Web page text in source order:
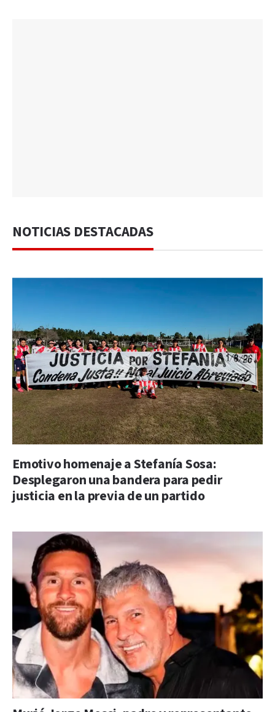
NOTICIAS DESTACADAS
Emotivo homenaje a Stefanía Sosa:
Desplegaron una bandera para pedir
justicia en la previa de un partido